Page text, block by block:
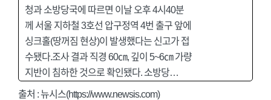
청과 소방당국에 따르면 이날 오후 4시40분
께 서울 지하철 3호선 압구정역 4번 출구 앞에
싱크홀(땅꺼짐 현상)이 발생했다는 신고가 접
수됐다.조사 결과 직경 60㎝, 깊이 5~6㎝ 가량
지반이 침하한 것으로 확인됐다. 소방당…
출처 : 뉴시스(https://www.newsis.com)